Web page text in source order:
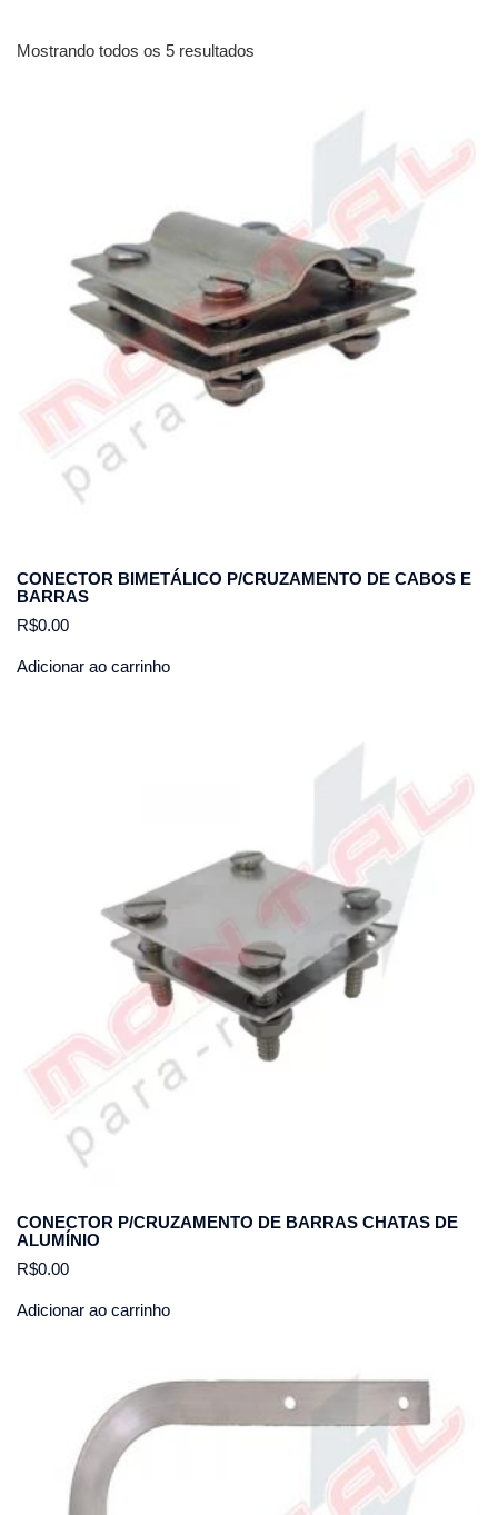
Mostrando todos os 5 resultados
CONECTOR BIMETÁLICO P/CRUZAMENTO DE CABOS E
BARRAS
R$0.00
Adicionar ao carrinho
CONECTOR P/CRUZAMENTO DE BARRAS CHATAS DE
ALUMÍNIO
R$0.00
Adicionar ao carrinho